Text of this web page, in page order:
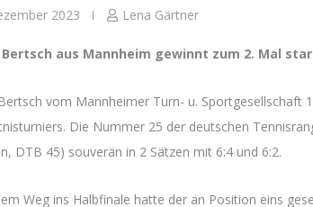
2023 Lena Gärtner
Bertsch aus Mannheim gewinnt zum 2. Mal
vom Mannheimer Turn- u. Sportgesellschaft
Die Nummer 25 der deutschen
DTB 45) souverän in 2 Sätzen mit 6:4 und 6:2.
Weg ins Halbfinale hatte der an Position eins